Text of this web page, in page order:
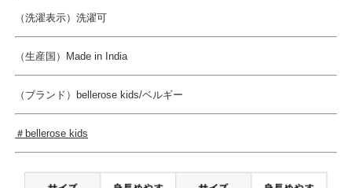
（洗濯表示）洗濯可
（生産国） Made in India
（ブランド）bellerose kids/ベルギー
＃bellerose kids